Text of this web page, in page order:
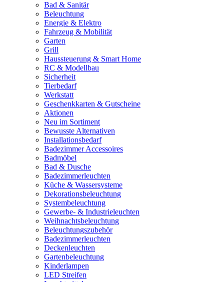
Bad & Sanitär
Beleuchtung
Energie & Elektro
Fahrzeug & Mobilität
Garten
Grill
Haussteuerung & Smart Home
RC & Modellbau
Sicherheit
Tierbedarf
Werkstatt
Geschenkkarten & Gutscheine
Aktionen
Neu im Sortiment
Bewusste Alternativen
Installationsbedarf
Badezimmer Accessoires
Badmöbel
Bad & Dusche
Badezimmerleuchten
Küche & Wassersysteme
Dekorationsbeleuchtung
Systembeleuchtung
Gewerbe- & Industrieleuchten
Weihnachtsbeleuchtung
Beleuchtungszubehör
Badezimmerleuchten
Deckenleuchten
Gartenbeleuchtung
Kinderlampen
LED Streifen